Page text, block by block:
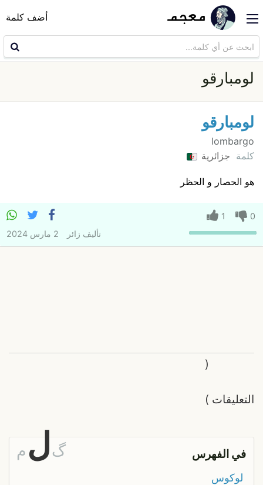
أضف كلمة
لومبارقو
لومبارقو
lombargo
كلمة جزائرية
هو الحصار و الحظر
0
1
تأليف زائر 2 مارس 2024
التعليقات
(
)
في الفهرس گل م
لوكوس